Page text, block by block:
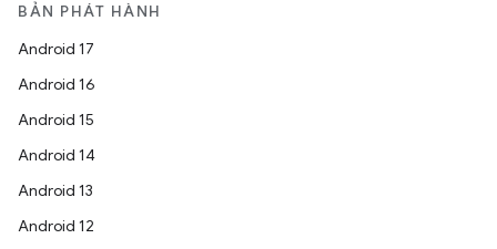
BẢN PHÁT HÀNH
Android 17
Android 16
Android 15
Android 14
Android 13
Android 12